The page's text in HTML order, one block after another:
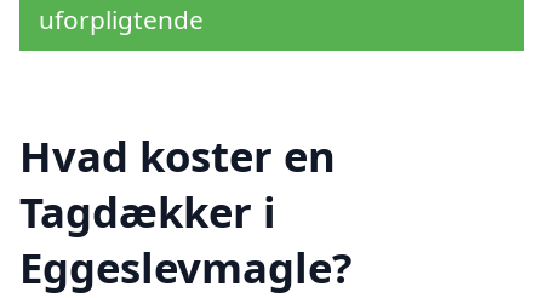
uforpligtende
Hvad koster en
Tagdækker i
Eggeslevmagle?